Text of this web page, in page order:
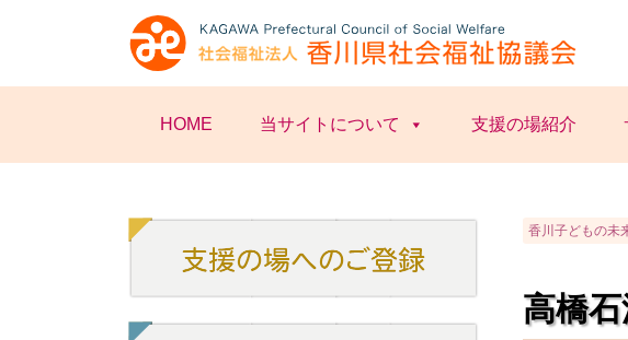
HOME 当サイトについて 支援の場紹介
香川子どもの未
⾼橋